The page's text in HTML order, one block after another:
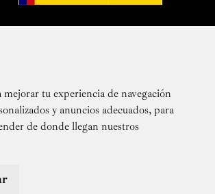
tu experiencia de navegación
y anuncios adecuados, para
de donde llegan nuestros